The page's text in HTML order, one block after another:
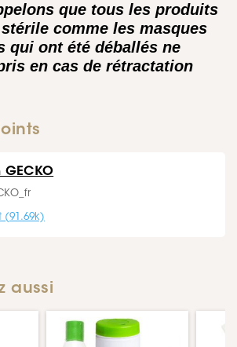
que tous les produits
comme les masques
qui ont été déballés ne
en cas de rétractation
(91.69k)
aussi